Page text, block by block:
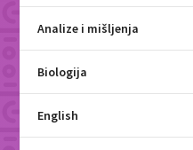
Analize i mišljenja
Biologija
English